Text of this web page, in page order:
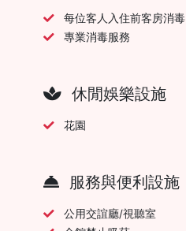
每位客人入住前客房消毒
專業消毒服務
休閒娛樂設施
花園
服務與便利設施
公用交誼廳/視聽室